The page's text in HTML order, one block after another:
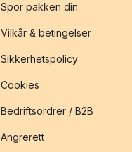
Spor pakken din
Vilkår & betingelser
Sikkerhetspolicy
Cookies
Bedriftsordrer / B2B
Angrerett